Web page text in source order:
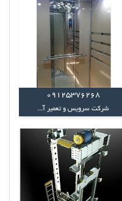
09125376268
شرکت سرویس و تعمیر آ...